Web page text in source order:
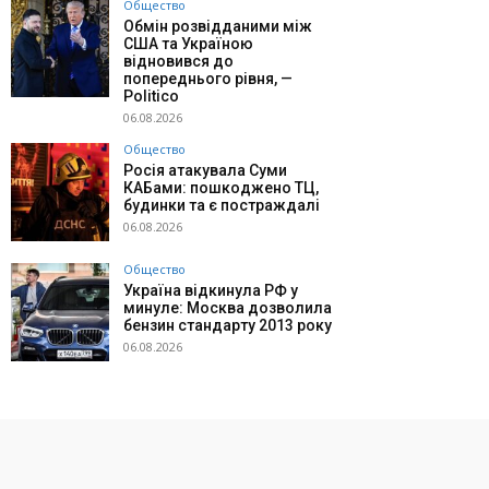
Общество
Обмін розвідданими між
США та Україною
відновився до
попереднього рівня, —
Politico
06.08.2026
Общество
Росія атакувала Суми
КАБами: пошкоджено ТЦ,
будинки та є постраждалі
06.08.2026
Общество
Україна відкинула РФ у
минуле: Москва дозволила
бензин стандарту 2013 року
06.08.2026